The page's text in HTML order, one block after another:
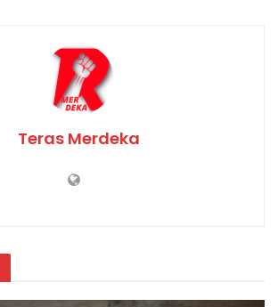
Teras Merdeka